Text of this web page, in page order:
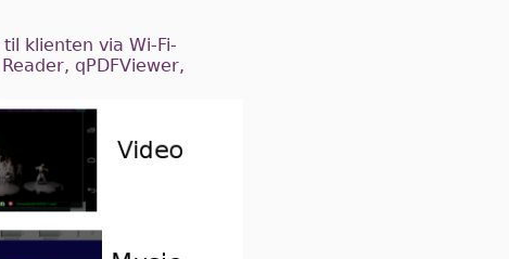
klienten via Wi-Fi-
qPDFViewer,